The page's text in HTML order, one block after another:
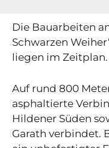
Die Bauarbeiten
Schwarzen
liegen im Zeitplan.
Auf rund 800
asphaltierte
Hildener Süden
Garath verbindet.